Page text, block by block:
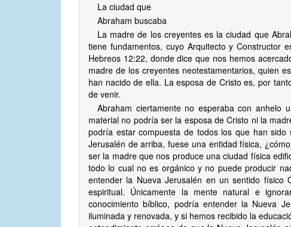
La ciudad que
Abraham buscaba
La madre de los creyentes es la ciudad que
tiene fundamentos, cuyo Arquitecto y Constructor
Hebreos 12:22, donde dice que nos hemos
madre de los creyentes neotestamentarios, quien
han nacido de ella. La esposa de Cristo es, por
de venir.
Abraham ciertamente no esperaba con anhelo
material no podría ser la esposa de Cristo ni la
podría estar compuesta de todos los que han
Jerusalén de arriba, fuese una entidad física,
ser la madre que nos produce una ciudad física
todo lo cual no es orgánico y no puede producir
entender la Nueva Jerusalén en un sentido
espiritual. Únicamente la mente natural e
conocimiento bíblico, podría entender la Nueva
iluminada y renovada, y si hemos recibido la